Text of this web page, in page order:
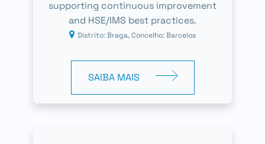
supporting continuous improvement
and HSE/IMS best practices.
Distrito: Braga, Concelho: Barcelos
SAIBA MAIS